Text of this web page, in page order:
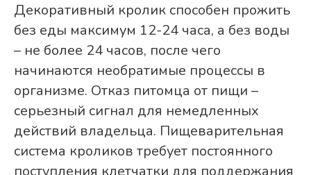
Декоративный кролик способен прожить
без еды максимум 12-24 часа, а без воды
– не более 24 часов, после чего
начинаются необратимые процессы в
организме. Отказ питомца от пищи –
серьезный сигнал для немедленных
действий владельца. Пищеварительная
система кроликов требует постоянного